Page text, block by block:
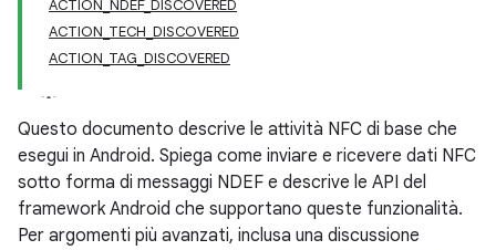
ACTION_NDEF_DISCOVERED
ACTION_TECH_DISCOVERED
ACTION_TAG_DISCOVERED
Questo documento descrive le attività NFC di base che
esegui in Android. Spiega come inviare e ricevere dati NFC
sotto forma di messaggi NDEF e descrive le API del
framework Android che supportano queste funzionalità.
Per argomenti più avanzati, inclusa una discussione